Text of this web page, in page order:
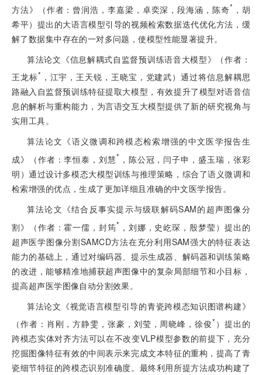
方法》（作者：曾润浩，李嘉梁，卓奕深，段海涵，陈奇* ，胡
希平）提出的大语言模型引导的视频检索数据迭代优化方法，缓
解了数据集中存在的一对多问题，使模型性能显著提升。
算法论文《信息解耦式自监督预训练语音大模型》（作者：
王龙标* ，江宇，王天锐，王晓宝，党建武）通过将信息解耦思
路融入自监督预训练特征提取大模型，有效提升了模型对语音信
息的解析与重构能力，为言语交互大模型提供了新的研究视角与
实用工具。
算法论文《语义微调和跨模态检索增强的中文医学报告生
成》（作者：李恒泰，刘慧* ，陈公冠，闫子申，盛玉瑞，张彩
明）通过设计多模态大模型训练与推理策略，综合了语义微调和
检索增强的优点，生成了更加详细且准确的中文医学报告。
算法论文《结合反事实提示与级联解码SAM的超声图像分
割》（作者：霍一儒，封筠* ，刘娜，史屹琛，殷梦莹）提出的
超声医学图像分割SAMCD方法在充分利用SAM强大的特征表达
能力的基础上，通过对编码器、提示生成器、解码器和训练策略
的改进，能够精准地捕获超声图像中的复杂局部细节和小目标，
提高超声医学图像自动分割效果。
算法论文《视觉语言模型引导的青瓷跨模态知识图谱构建》
（作者：肖刚，方静雯，张豪，刘莹，周晓峰，徐俊* ）提出的
跨模态实体对齐方法可以在不改变VLP模型参数的前提下，充分
挖掘图像特征有效的中间表示来完成文本特征的重构，提高了青
瓷细节特征的跨模态识别准确度。最终利用所提方法成功构建了